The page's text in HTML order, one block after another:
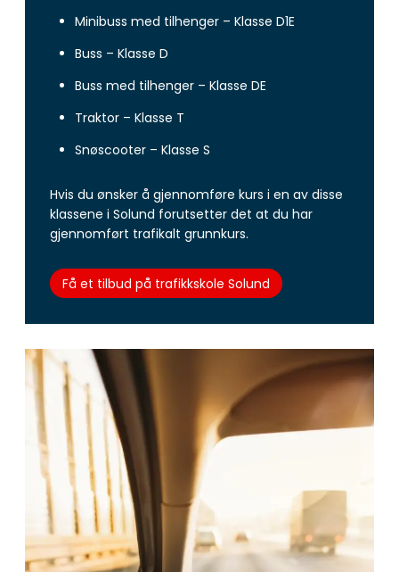
Minibuss med tilhenger – Klasse D1E
Buss – Klasse D
Buss med tilhenger – Klasse DE
Traktor – Klasse T
Snøscooter – Klasse S
Hvis du ønsker å gjennomføre kurs i en av disse
klassene i Solund forutsetter det at du har
gjennomført trafikalt grunnkurs.
Få et tilbud på trafikkskole Solund